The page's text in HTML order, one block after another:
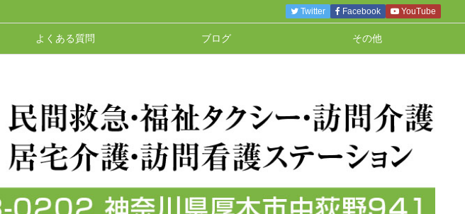
よくある質問 ブログ その他
Twitter Facebook YouTube